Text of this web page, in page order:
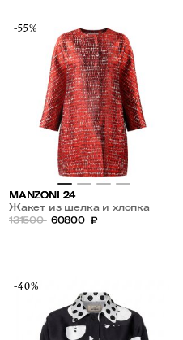
-55%
MANZONI 24
Жакет из шелка и хлопка
131500 60800 ₽
-40%